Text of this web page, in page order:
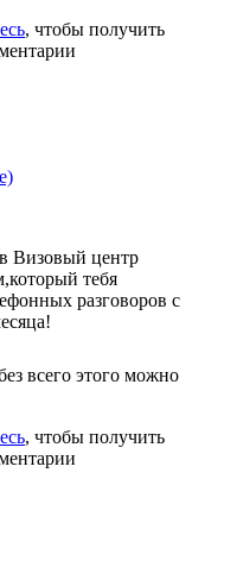
, чтобы получить
Визовый центр
тебя
разговоров с
всего этого можно
, чтобы получить